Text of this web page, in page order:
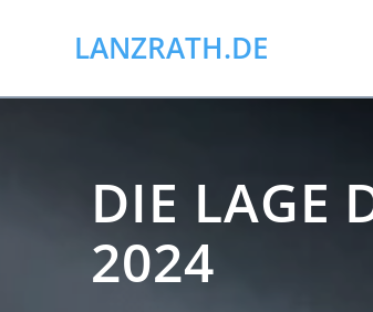
LANZRATH.DE
DIE LAGE
2024